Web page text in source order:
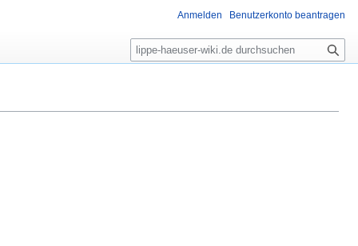
Anmelden Benutzerkonto beantragen
S
u
e